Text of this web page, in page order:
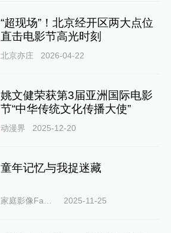
“超现场”！北京经开区两大点位
直击电影节高光时刻
北京亦庄 2026-04-22
姚文健荣获第3届亚洲国际电影
节“中华传统文化传播大使”
动漫界 2025-12-20
童年记忆与我捉迷藏
2025-11-25